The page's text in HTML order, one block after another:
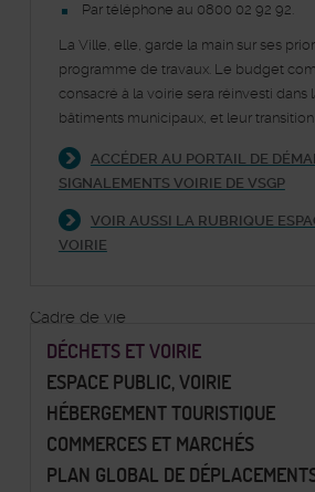
Par téléphone au 0800 02 92 92.
La Ville, elle, garde la main sur ses
programme de travaux. Le budget
consacré à la voirie sera réinvesti dans
bâtiments municipaux, et leur
ACCÉDER AU PORTAIL DE
SIGNALEMENTS VOIRIE DE VSGP
VOIR AUSSI LA RUBRIQUE
VOIRIE
Cadre de vie
DÉCHETS ET VOIRIE
ESPACE PUBLIC, VOIRIE
HÉBERGEMENT TOURISTIQUE
COMMERCES ET MARCHÉS
PLAN GLOBAL DE